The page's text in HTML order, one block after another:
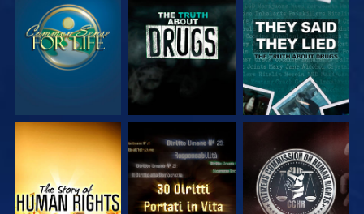
GUARDA GUARDA GUARDA
GUARDA GUARDA GUARDA